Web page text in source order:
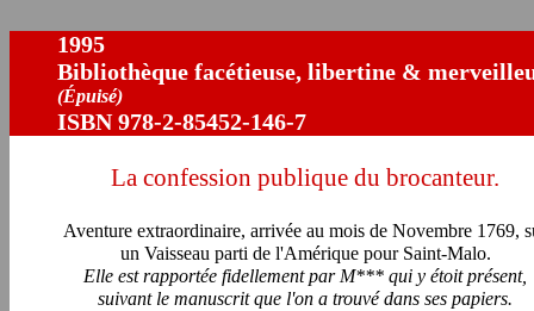
1995
Bibliothèque facétieuse, libertine &
(Épuisé)
ISBN 978-2-85452-146-7
La confession publique du brocanteur.
Aventure extraordinaire, arrivée au mois de Novembre 1769,
un Vaisseau parti de l'Amérique pour Saint-Malo.
Elle est rapportée fidellement par M*** qui y étoit présent,
suivant le manuscrit que l'on a trouvé dans ses papiers.